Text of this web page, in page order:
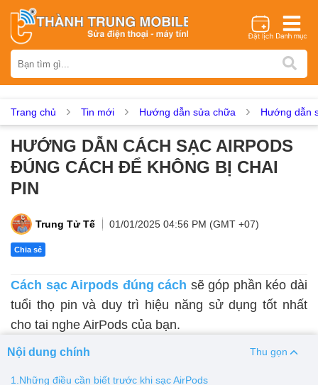
iPhone Samsung Oppo Xiaomi Realme Vivo
Nokia
Asus Sony Vertu LG Tecno
Dịch vụ sửa chữa
Thay mic Thay rung Thay main Unlock - Mở Khoá
Màn hình Vsmart
Thay pin
Trang chủ Tin mới Hướng dẫn sửa chữa Hướng dẫn
HƯỚNG DẪN CÁCH SẠC AIRPODS
ĐÚNG CÁCH ĐỂ KHÔNG BỊ CHAI
PIN
Trung Tử Tế 01/01/2025 04:56 PM (GMT +07)
Chia sẻ
Cách sạc Airpods đúng cách sẽ góp phần kéo dài
tuổi thọ pin và duy trì hiệu năng sử dụng tốt nhất
cho tai nghe AirPods của bạn.
Nội dung chính Thu gọn
1.Những điều cần biết trước khi sạc AirPods